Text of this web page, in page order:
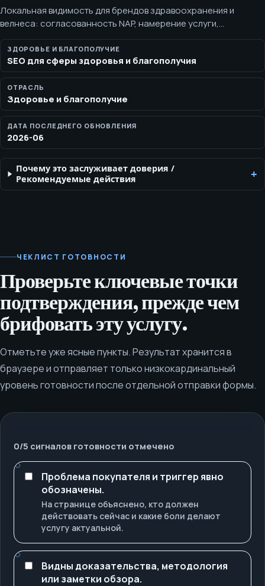
Локальная видимость для брендов здравоохранения и
велнеса: согласованность NAP, намерение услуги,
выравнивание профиля и безопасные для доверия страницы.
Локальное health‑SEO связывает профили, страницы
местоположений, страницы услуг и каналы связи, сохраняя
дисциплину в заявлениях.
ЗДОРОВЬЕ И БЛАГОПОЛУЧИЕ
SEO для сферы здоровья и благополучия
ОТРАСЛЬ
Здоровье и благополучие
ДАТА ПОСЛЕДНЕГО ОБНОВЛЕНИЯ
2026-06
Почему это заслуживает доверия /
Рекомендуемые действия
ЧЕКЛИСТ ГОТОВНОСТИ
Проверьте ключевые точки
подтверждения, прежде чем
брифовать эту услугу.
Отметьте уже ясные пункты. Результат хранится в
браузере и отправляет только низкокардинальный
уровень готовности после отдельной отправки формы.
0/5 сигналов готовности отмечено
Проблема покупателя и триггер явно
обозначены.
На странице объяснено, кто должен
действовать сейчас и какие боли делают
услугу актуальной.
Видны доказательства, методология
или заметки обзора.